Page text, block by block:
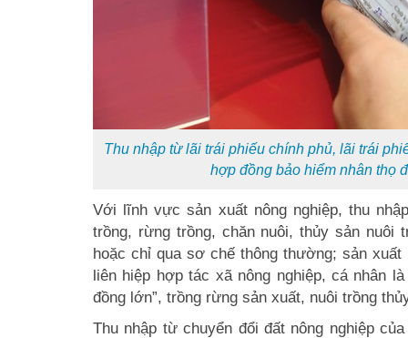
Thu nhập từ lãi trái phiếu chính phủ, lãi trái
hợp đồng bảo hiểm nhân thọ
Với lĩnh vực sản xuất nông nghiệp, thu
trồng, rừng trồng, chăn nuôi, thủy sản nuôi
hoặc chỉ qua sơ chế thông thường; sản
liên hiệp hợp tác xã nông nghiệp, cá nhân
đồng lớn”, trồng rừng sản xuất, nuôi trồng
Thu nhập từ chuyển đổi đất nông nghiệp